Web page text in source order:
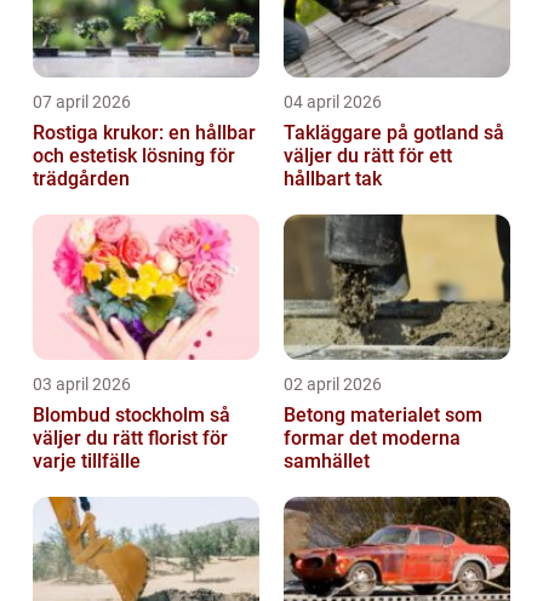
07 april 2026
Rostiga krukor: en hållbar
och estetisk lösning för
trädgården
04 april 2026
Takläggare på gotland så
väljer du rätt för ett
hållbart tak
03 april 2026
Blombud stockholm så
väljer du rätt florist för
varje tillfälle
02 april 2026
Betong materialet som
formar det moderna
samhället